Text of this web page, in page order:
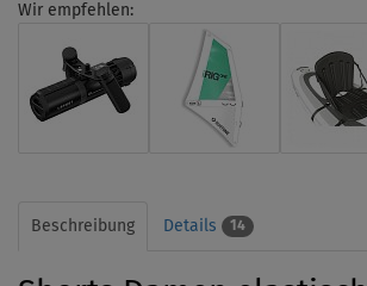
Wir empfehlen:
Beschreibung Details 14